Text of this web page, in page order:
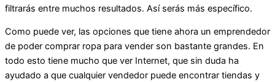
filtrarás entre muchos resultados. Así serás más específico.
Como puede ver, las opciones que tiene ahora un emprendedor
de poder comprar ropa para vender son bastante grandes. En
todo esto tiene mucho que ver Internet, que sin duda ha
ayudado a que cualquier vendedor puede encontrar tiendas y